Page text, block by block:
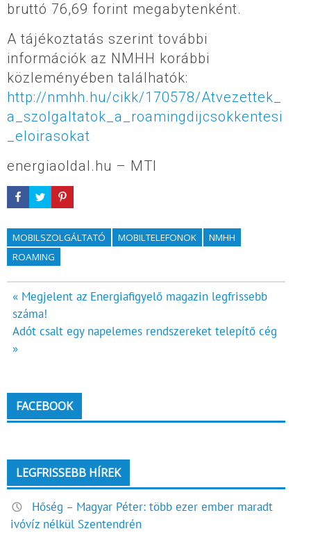
bruttó 76,69 forint megabytenként.
A tájékoztatás szerint további
információk az NMHH korábbi
közleményében találhatók:
http://nmhh.hu/cikk/170578/Atvezettek_
a_szolgaltatok_a_roamingdijcsokkentesi
_eloirasokat
energiaoldal.hu – MTI
MOBILSZOLGÁLTATÓ MOBILTELEFONOK
NMHH
ROAMING
Bejegyzés
navigáció
« Megjelent az Energiafigyelő magazin legfrissebb
száma!
Adót csalt egy napelemes rendszereket telepítő cég
»
FACEBOOK
LEGFRISSEBB HÍREK
Hőség – Magyar Péter: több ezer ember maradt
ivóvíz nélkül Szentendrén